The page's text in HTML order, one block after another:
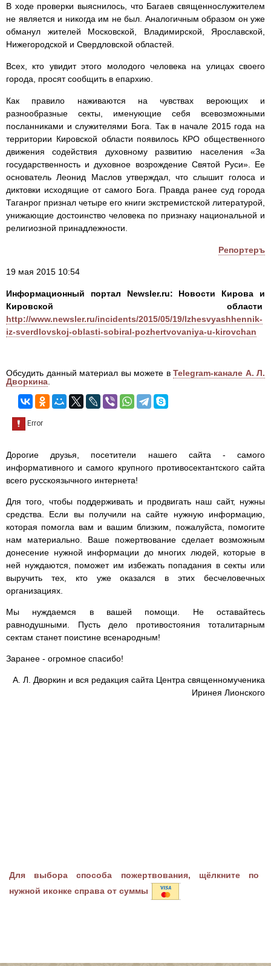
В ходе проверки выяснилось, что Багаев священнослужителем
не является и никогда им не был. Аналогичным образом он уже
обманул жителей Московской, Владимирской, Ярославской,
Нижегородской и Свердловской областей.
Всех, кто увидит этого молодого человека на улицах своего
города, просят сообщить в епархию.
Как правило наживаются на чувствах вероющих и
разнообразные секты, именующие себя всевозможными
посланниками и служителями Бога. Так в начале 2015 года на
территории Кировской области появилось КРО общественного
движения содействия духовному развитию населения «За
государственность и духовное возрождение Святой Руси». Ее
основатель Леонид Маслов утверждал, что слышит голоса и
диктовки исходящие от самого Бога. Правда ранее суд города
Таганрог признал четыре его книги экстремистской литературой,
унижающие достоинство человека по признаку национальной и
религиозной принадлежности.
Репортеръ
19 мая 2015 10:54
Информационный портал Newsler.ru: Новости Кирова и
Кировской области
http://www.newsler.ru/incidents/2015/05/19/lzhesvyashhennik-
iz-sverdlovskoj-oblasti-sobiral-pozhertvovaniya-u-kirovchan
Обсудить данный материал вы можете в Telegram-канале А. Л.
Дворкина
Дорогие друзья, посетители нашего сайта - самого
информативного и самого крупного противосектантского сайта
всего русскоязычного интернета!
Для того, чтобы поддерживать и продвигать наш сайт, нужны
средства. Если вы получили на сайте нужную информацию,
которая помогла вам и вашим близким, пожалуйста, помогите
нам материально. Ваше пожертвование сделает возможным
донесение нужной информации до многих людей, которые в
ней нуждаются, поможет им избежать попадания в секты или
выручить тех, кто уже оказался в этих бесчеловечных
организациях.
Мы нуждаемся в вашей помощи. Не оставайтесь
равнодушными. Пусть дело противостояния тоталитарным
сектам станет поистине всенародным!
Заранее - огромное спасибо!
А. Л. Дворкин и вся редакция сайта Центра священномученика
Иринея Лионского
Для выбора способа пожертвования, щёлкните по
нужной иконке справа от суммы